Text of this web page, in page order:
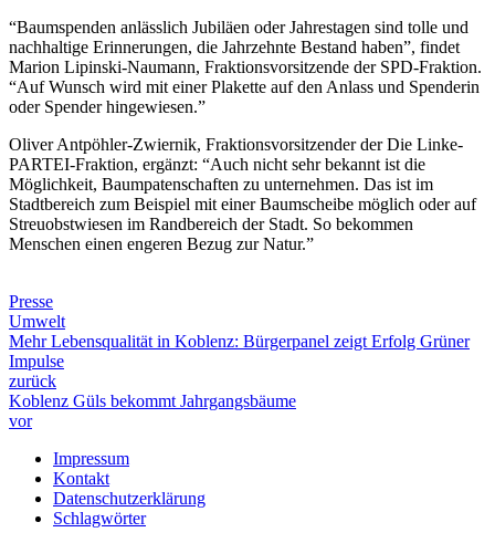
“Baumspenden anlässlich Jubiläen oder Jahrestagen sind tolle und
nachhaltige Erinnerungen, die Jahrzehnte Bestand haben”, findet
Marion Lipinski-Naumann, Fraktionsvorsitzende der SPD-Fraktion.
“Auf Wunsch wird mit einer Plakette auf den Anlass und Spenderin
oder Spender hingewiesen.”
Oliver Antpöhler-Zwiernik, Fraktionsvorsitzender der Die Linke-
PARTEI-Fraktion, ergänzt: “Auch nicht sehr bekannt ist die
Möglichkeit, Baumpatenschaften zu unternehmen. Das ist im
Stadtbereich zum Beispiel mit einer Baumscheibe möglich oder auf
Streuobstwiesen im Randbereich der Stadt. So bekommen
Menschen einen engeren Bezug zur Natur.”
Presse
Umwelt
Mehr Lebensqualität in Koblenz: Bürgerpanel zeigt Erfolg Grüner
Impulse
zurück
Koblenz Güls bekommt Jahrgangsbäume
vor
Impressum
Kontakt
Datenschutzerklärung
Schlagwörter